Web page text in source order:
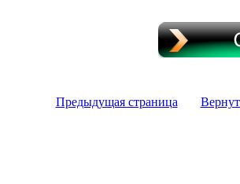
Предыдущая страница